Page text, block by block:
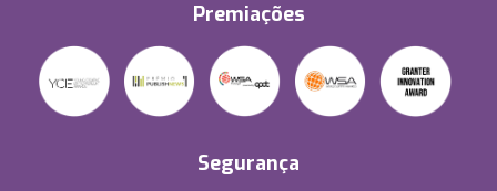
Premiações
Segurança